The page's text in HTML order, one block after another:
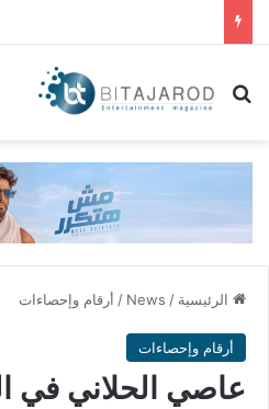
بحث عن
الرئيسية /
News
/ أرقام وإحصاءات
أرقام وإحصاءات
عاصي الحلاني في